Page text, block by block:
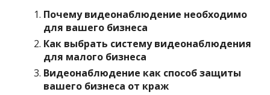
Почему видеонаблюдение необходимо
для вашего бизнеса
Как выбрать систему видеонаблюдения
для малого бизнеса
Видеонаблюдение как способ защиты
вашего бизнеса от краж